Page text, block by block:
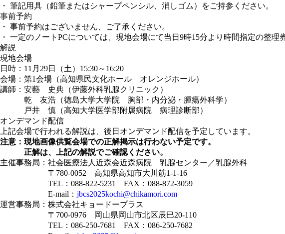
・ 筆記用具（鉛筆またはシャープペンシル、消しゴム）をご持参ください。
事前予約
・ 事前予約はございません、ご了承ください。
・ 一定のノートPCについては、現地会場にて当日9時15分より時間指定の整理
解説
現地会場
日時：11月29日（土）15:30～16:20
会場：第1会場（高知県民文化ホール オレンジホール）
講師：安藝 史典（伊藤外科乳腺クリニック）
乾 友浩（徳島大学大学院 胸部・内分泌・腫瘍外科学）
戸井 慎（高知大学医学部附属病院 病理診断部）
オンデマンド配信
上記会場で行われる解説は、後日オンデマンド配信を予定しています。
注意：現地画像供覧会場での正解掲示は行わない予定です。
正解は、上記の解説でご確認ください。
主催事務局：社会医療法人近森会近森病院 乳腺センター／乳腺外科
〒780-0052 高知県高知市大川筋1-1-16
TEL：088-822-5231 FAX：088-872-3059
E-mail： jbcs2025kochi@chikamori.com
運営事務局：株式会社キョードープラス
〒700-0976 岡山県岡山市北区辰巳20-110
TEL：086-250-7681 FAX：086-250-7682